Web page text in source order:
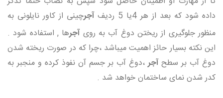
داده شود که بعد از هر 4یا 5 ردیف
آجرچینی از کاور نایلونی به
منظور جلوگیری از ریختن دوغ آب به روی آجرها , استفاده شود .
این نکته بسیار حائز اهمیت میباشد ،چرا که در صورت ریخته شدن
دوغ آب بر سطح آجر،دوغ آب بر جسم آن نفوذ کرده و منجبر به
کدر شدن نمای ساختمان خواهد شد .